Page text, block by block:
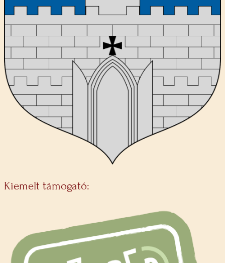
Kiemelt támogató: